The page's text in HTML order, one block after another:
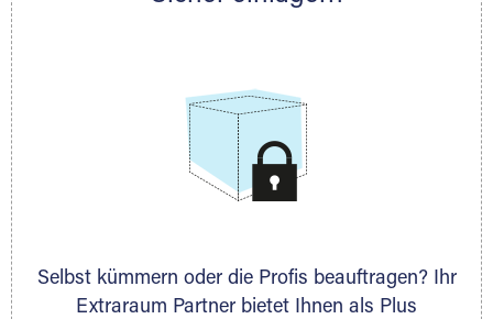
Selbst kümmern oder die Profis beauftragen? Ihr
Extraraum Partner bietet Ihnen als Plus